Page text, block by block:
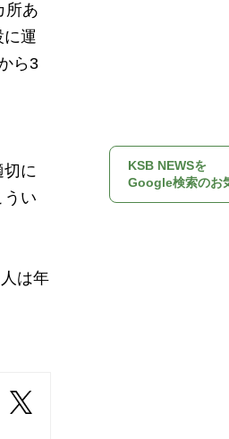
所あ
に運
ら3
切に
うい
は年
KSB NEWSを
Google検索のお